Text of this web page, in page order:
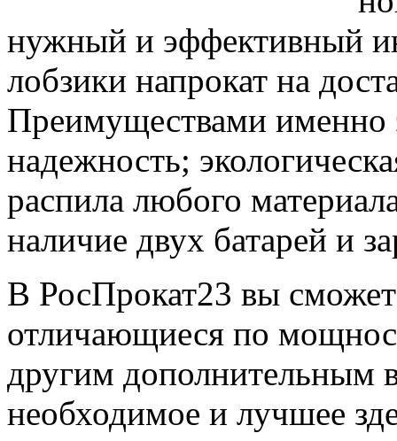
нужный и эффективный
лобзики напрокат на
Преимуществами именно
надежность;
распила любого
наличие двух батарей и
В РосПрокат23 вы
отличающиеся по
другим дополнительным
необходимое и лучшее